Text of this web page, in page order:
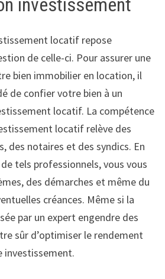
investissement
locatif repose
de celle-ci. Pour assurer une
bien immobilier en location, il
de confier votre bien à un
locatif. La compétence
locatif relève des
des notaires et des syndics. En
tels professionnels, vous vous
des démarches et même du
créances. Même si la
par un expert engendre des
sûr d’optimiser le rendement
investissement.